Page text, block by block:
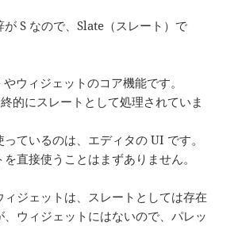
が S なので、Slate（スレート）で
ウィジェットのコア機能です。
的にスレートとして処理されていま
ているのは、エディタの UI です。
直接使うことはまずありません。
ジェットは、スレートとしては存在
、ウィジェットにはないので、パレッ